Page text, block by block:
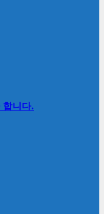
니다.